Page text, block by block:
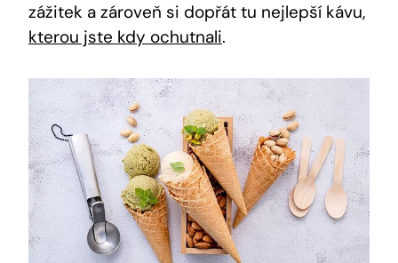
zážitek a⁢ zároveň si⁣ dopřát tu nejlepší kávu,‌
kterou jste kdy ochutnali.